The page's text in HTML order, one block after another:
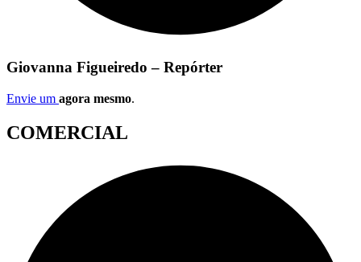
Giovanna Figueiredo – Repórter
Envie um agora mesmo.
COMERCIAL